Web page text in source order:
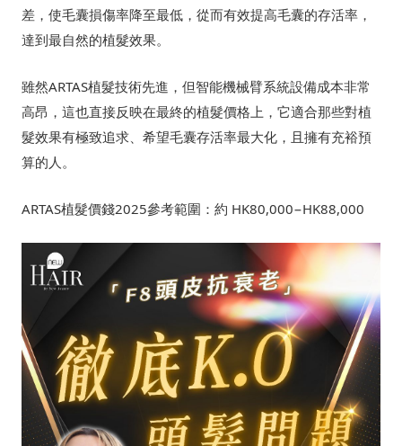
差，使毛囊損傷率降至最低，從而有效提高毛囊的存活率，
達到最自然的植髮效果。
雖然ARTAS植髮技術先進，但智能機械臂系統設備成本非常
高昂，這也直接反映在最終的植髮價格上，它適合那些對植
髮效果有極致追求、希望毛囊存活率最大化，且擁有充裕預
算的人。
ARTAS植髮價錢2025參考範圍：約 HK80,000−HK88,000